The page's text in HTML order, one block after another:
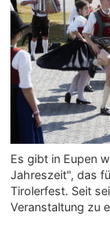
Es gibt in Eupen
Jahreszeit", das
Tirolerfest. Seit
Veranstaltung zu